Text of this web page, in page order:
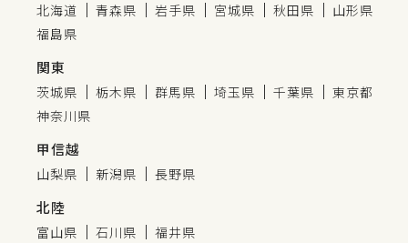
北海道 青森県 岩手県 宮城県 秋田県
山形県
福島県
関東
茨城県 栃木県 群馬県 埼玉県 千葉県
東京都
神奈川県
甲信越
山梨県 新潟県 長野県
北陸
富山県 石川県 福井県